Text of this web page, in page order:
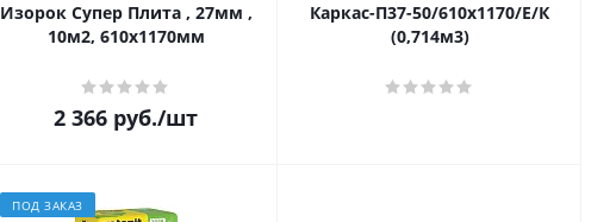
Изорок Супер Плита , 27мм ,
10м2, 610х1170мм
2 366 руб./шт
Каркас-П37-50/610х1170/Е/К
(0,714м3)
ПОД ЗАКАЗ